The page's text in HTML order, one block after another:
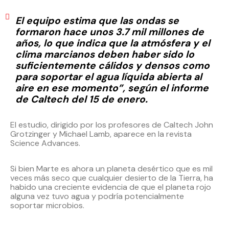
El equipo estima que las ondas se
formaron hace unos 3.7 mil millones de
años, lo que indica que la atmósfera y el
clima marcianos deben haber sido lo
suficientemente cálidos y densos como
para soportar el agua líquida abierta al
aire en ese momento”, según el informe
de Caltech del 15 de enero.
El estudio, dirigido por los profesores de Caltech John
Grotzinger y Michael Lamb, aparece en la revista
Science Advances.
Si bien Marte es ahora un planeta desértico que es mil
veces más seco que cualquier desierto de la Tierra, ha
habido una creciente evidencia de que el planeta rojo
alguna vez tuvo agua y podría potencialmente
soportar microbios.